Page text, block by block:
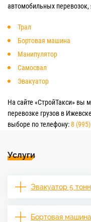
автомобильных перевозок,
Трал
Бортовая машина
Манипулятор
Самосвал
Эвакуатор
На сайте «СтройТакси» вы
перевозке грузов в
выборе по телефону:8
Услуги
Эвакуатор 5 тонн
Бортовая